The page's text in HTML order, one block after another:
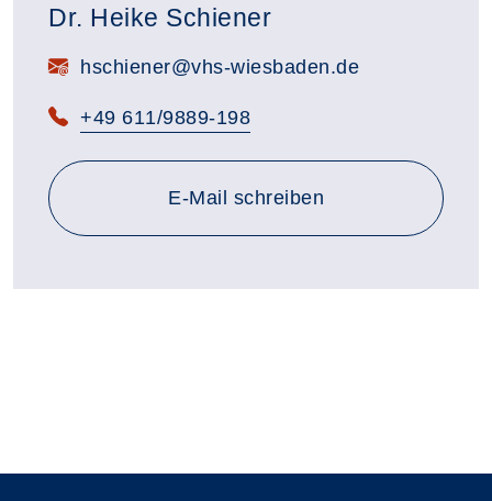
Dr. Heike Schiener
E-Mail:hschiener@vhs-wiesbaden.de
Telefon:+49 611/9889-198
E-Mail schreiben